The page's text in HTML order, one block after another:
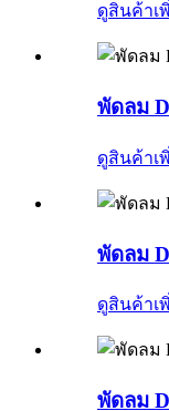
ดูสินค้าเ
พัดลม
ดูสินค้าเ
พัดลม
ดูสินค้าเ
พัดลม